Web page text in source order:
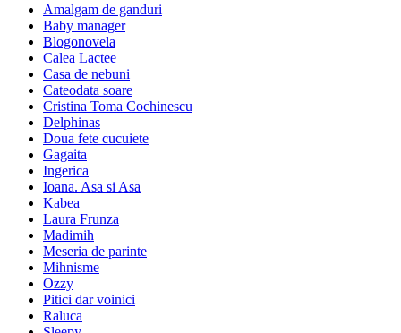
Amalgam de ganduri
Baby manager
Blogonovela
Calea Lactee
Casa de nebuni
Cateodata soare
Cristina Toma Cochinescu
Delphinas
Doua fete cucuiete
Gagaita
Ingerica
Ioana. Asa si Asa
Kabea
Laura Frunza
Madimih
Meseria de parinte
Mihnisme
Ozzy
Pitici dar voinici
Raluca